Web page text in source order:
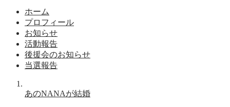
ホーム
プロフィール
お知らせ
活動報告
後援会のお知らせ
当選報告
あのNANAが結婚